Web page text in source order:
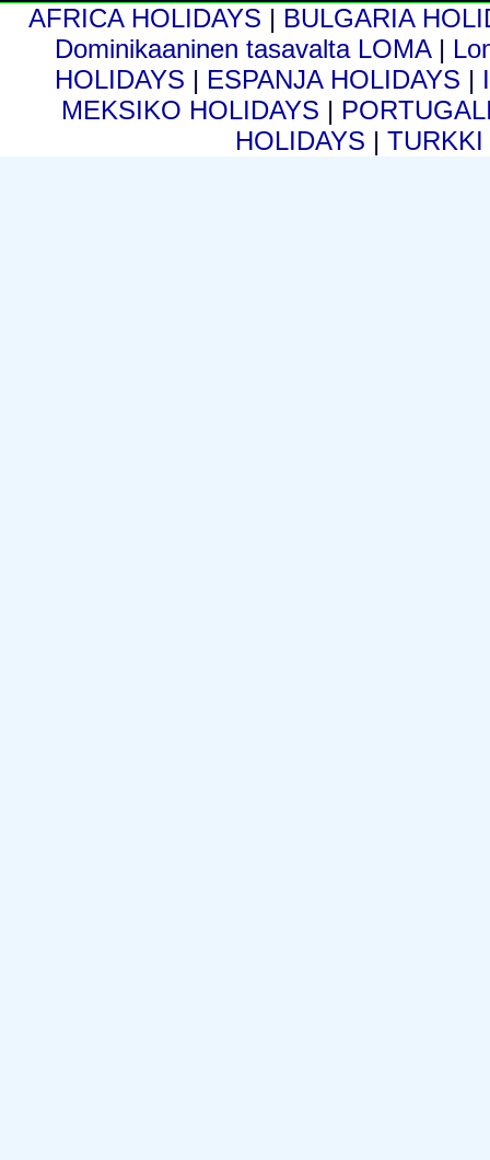
AFRICA HOLIDAYS | BULGARIA
Dominikaaninen tasavalta LOMA |
HOLIDAYS | ESPANJA HOLIDAYS |
MEKSIKO HOLIDAYS |
HOLIDAYS |